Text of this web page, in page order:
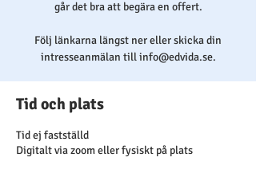
går det bra att begära en offert.
Följ länkarna längst ner eller skicka din
intresseanmälan till info@edvida.se.
Tid och plats
Tid ej fastställd
Digitalt via zoom eller fysiskt på plats